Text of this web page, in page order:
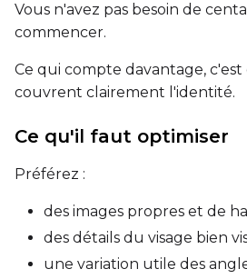
Vous n'avez pas besoin de
commencer.
Ce qui compte davantage, c'est
couvrent clairement l'identité.
Ce qu'il faut optimiser
Préférez :
des images propres et de
des détails du visage bien
une variation utile des